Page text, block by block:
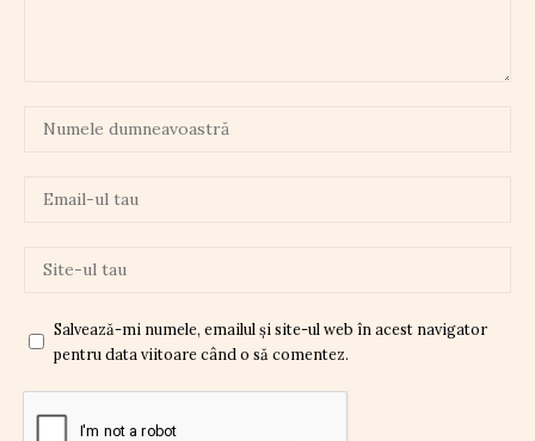
Salvează-mi numele, emailul și site-ul web în acest navigator
pentru data viitoare când o să comentez.